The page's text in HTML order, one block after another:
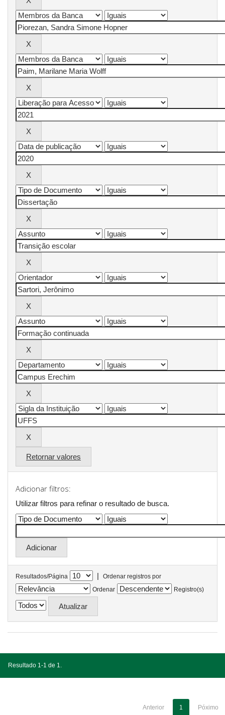
Retornar valores
Adicionar filtros:
Utilizar filtros para refinar o resultado de busca.
Resultados/Página |
Ordenar registros por
Ordenar
Registro(s)
Resultado 1-1 de 1.
Anterior 1 Póximo